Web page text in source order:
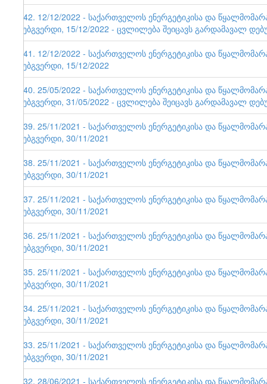
142. 12/12/2022 - საქართველოს ენერგეტიკისა და
ვებგვერდი, 15/12/2022 - ცვლილება შეიცავს გარდამავალ
141. 12/12/2022 - საქართველოს ენერგეტიკისა და
ვებგვერდი, 15/12/2022
140. 25/05/2022 - საქართველოს ენერგეტიკისა და
ვებგვერდი, 31/05/2022 - ცვლილება შეიცავს გარდამავალ
139. 25/11/2021 - საქართველოს ენერგეტიკისა და
ვებგვერდი, 30/11/2021
138. 25/11/2021 - საქართველოს ენერგეტიკისა და
ვებგვერდი, 30/11/2021
137. 25/11/2021 - საქართველოს ენერგეტიკისა და
ვებგვერდი, 30/11/2021
136. 25/11/2021 - საქართველოს ენერგეტიკისა და
ვებგვერდი, 30/11/2021
135. 25/11/2021 - საქართველოს ენერგეტიკისა და
ვებგვერდი, 30/11/2021
134. 25/11/2021 - საქართველოს ენერგეტიკისა და
ვებგვერდი, 30/11/2021
133. 25/11/2021 - საქართველოს ენერგეტიკისა და
ვებგვერდი, 30/11/2021
132. 28/06/2021 - საქართველოს ენერგეტიკისა და